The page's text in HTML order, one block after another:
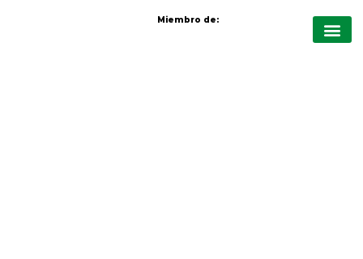
Miembro de: